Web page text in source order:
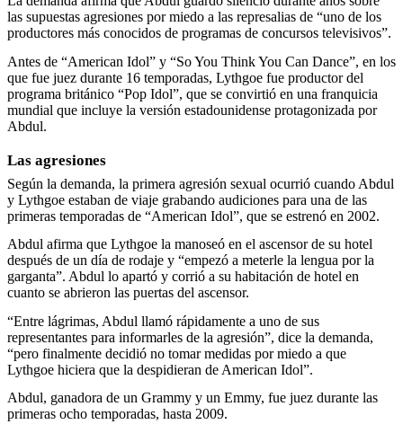
las supuestas agresiones por miedo a las represalias de “uno de los
productores más conocidos de programas de concursos televisivos”.
Antes de “American Idol” y “So You Think You Can Dance”, en los
que fue juez durante 16 temporadas, Lythgoe fue productor del
programa británico “Pop Idol”, que se convirtió en una franquicia
mundial que incluye la versión estadounidense protagonizada por
Abdul.
Las agresiones
Según la demanda, la primera agresión sexual ocurrió cuando Abdul
y Lythgoe estaban de viaje grabando audiciones para una de las
primeras temporadas de “American Idol”, que se estrenó en 2002.
Abdul afirma que Lythgoe la manoseó en el ascensor de su hotel
después de un día de rodaje y “empezó a meterle la lengua por la
garganta”. Abdul lo apartó y corrió a su habitación de hotel en
cuanto se abrieron las puertas del ascensor.
“Entre lágrimas, Abdul llamó rápidamente a uno de sus
representantes para informarles de la agresión”, dice la demanda,
“pero finalmente decidió no tomar medidas por miedo a que
Lythgoe hiciera que la despidieran de American Idol”.
Abdul, ganadora de un Grammy y un Emmy, fue juez durante las
primeras ocho temporadas, hasta 2009.